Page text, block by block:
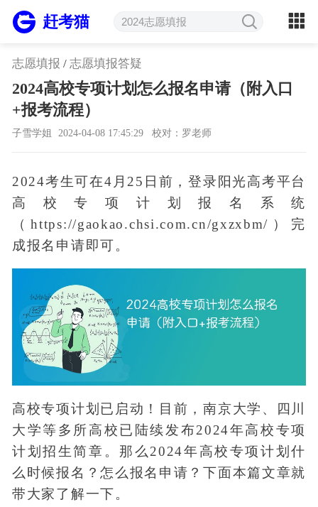
赶考猫
志愿填报 / 志愿填报答疑
2024高校专项计划怎么报名申请（附入口
+报考流程）
子雪学姐 2024-04-08 17:45:29 校对：罗老师
2024考生可在4月25日前，登录阳光高考平台
高校专项计划报名系统
（https://gaokao.chsi.com.cn/gxzxbm/）完
成报名申请即可。
高校专项计划已启动！目前，南京大学、四川
大学等多所高校已陆续发布2024年高校专项
计划招生简章。那么2024年高校专项计划什
么时候报名？怎么报名申请？下面本篇文章就
带大家了解一下。